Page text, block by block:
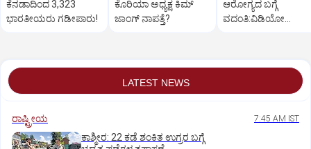
ಕೆನಡಾದಿಂದ 3,323
ಭಾರತೀಯರು ಗಡೀಪಾರು!
ಕೊರಿಯಾ ಅಧ್ಯಕ್ಷ ಕಿಮ್‌
ಜಾಂಗ್‌ ನಾಪತ್ತೆ?
ಆರೋಗ್ಯದ ಬಗ್ಗೆ
ವದಂತಿ:ವಿಡಿಯೋ
LATEST NEWS
ರಾಷ್ಟ್ರೀಯ 7:45 AM IST
ಕಾಶ್ಮೀರ: 22 ಕಡೆ ಶಂಕಿತ ಉಗ್ರರ ಬಗ್ಗೆ